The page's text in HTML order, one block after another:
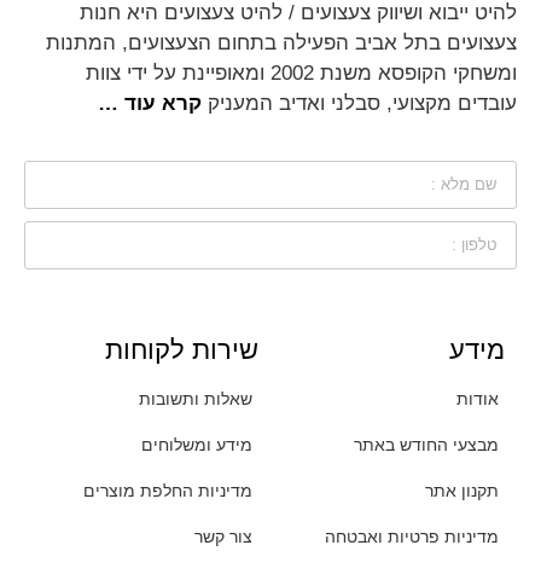
להיט ייבוא ושיווק צעצועים / להיט צעצועים היא חנות
צעצועים בתל אביב הפעילה בתחום הצעצועים, המתנות
ומשחקי הקופסא משנת 2002 ומאופיינת על ידי צוות
עובדים מקצועי, סבלני ואדיב המעניק קרא עוד …
מידע
אודות
מבצעי החודש באתר
תקנון אתר
מדיניות פרטיות ואבטחה
שירות לקוחות
שאלות ותשובות
מידע ומשלוחים
מדיניות החלפת מוצרים
צור קשר